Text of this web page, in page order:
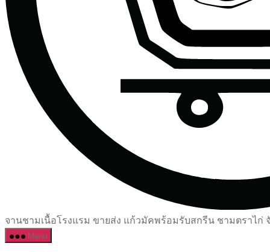
จานชามเนื้อโรงแรม ขายส่ง แก้วมัคพร้อมรับสกรีน ชามตราไก่
Menu